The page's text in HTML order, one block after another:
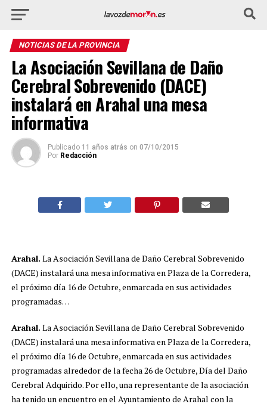
NOTICIAS DE LA PROVINCIA
La Asociación Sevillana de Daño
Cerebral Sobrevenido (DACE)
instalará en Arahal una mesa
informativa
Publicado 11 años atrás on 07/10/2015
Por Redacción
Arahal. La Asociación Sevillana de Daño Cerebral Sobrevenido
(DACE) instalará una mesa informativa en Plaza de la Corredera,
el próximo día 16 de Octubre, enmarcada en sus actividades
programadas…
Arahal. La Asociación Sevillana de Daño Cerebral Sobrevenido
(DACE) instalará una mesa informativa en Plaza de la Corredera,
el próximo día 16 de Octubre, enmarcada en sus actividades
programadas alrededor de la fecha 26 de Octubre, Día del Daño
Cerebral Adquirido. Por ello, una representante de la asociación
ha tenido un encuentro en el Ayuntamiento de Arahal con la